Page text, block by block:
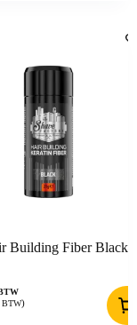
Building Fiber Black
)